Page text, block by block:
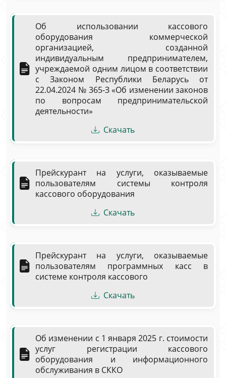
Об использовании кассового
оборудования коммерческой
организацией, созданной
индивидуальным предпринимателем,
учреждаемой одним лицом в соответствии
с Законом Республики Беларусь от
22.04.2024 № 365-З «Об изменении законов
по вопросам предпринимательской
деятельности»
Скачать
Прейскурант на услуги, оказываемые
пользователям системы контроля
кассового оборудования
Скачать
Прейскурант на услуги, оказываемые
пользователям программных касс в
системе контроля кассового
Скачать
Об изменении с 1 января 2025 г. стоимости
услуг регистрации кассового
оборудования и информационного
обслуживания в СККО